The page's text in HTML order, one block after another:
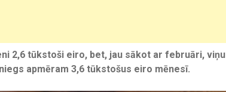
2,6 tūkstoši eiro, bet, jau sākot ar februāri, viņu
apmēram 3,6 tūkstošus eiro mēnesī.